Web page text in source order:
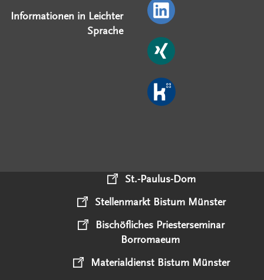
Informationen in Leichter
Sprache
St.-Paulus-Dom
Stellenmarkt Bistum Münster
Bischöfliches Priesterseminar
Borromaeum
Materialdienst Bistum Münster